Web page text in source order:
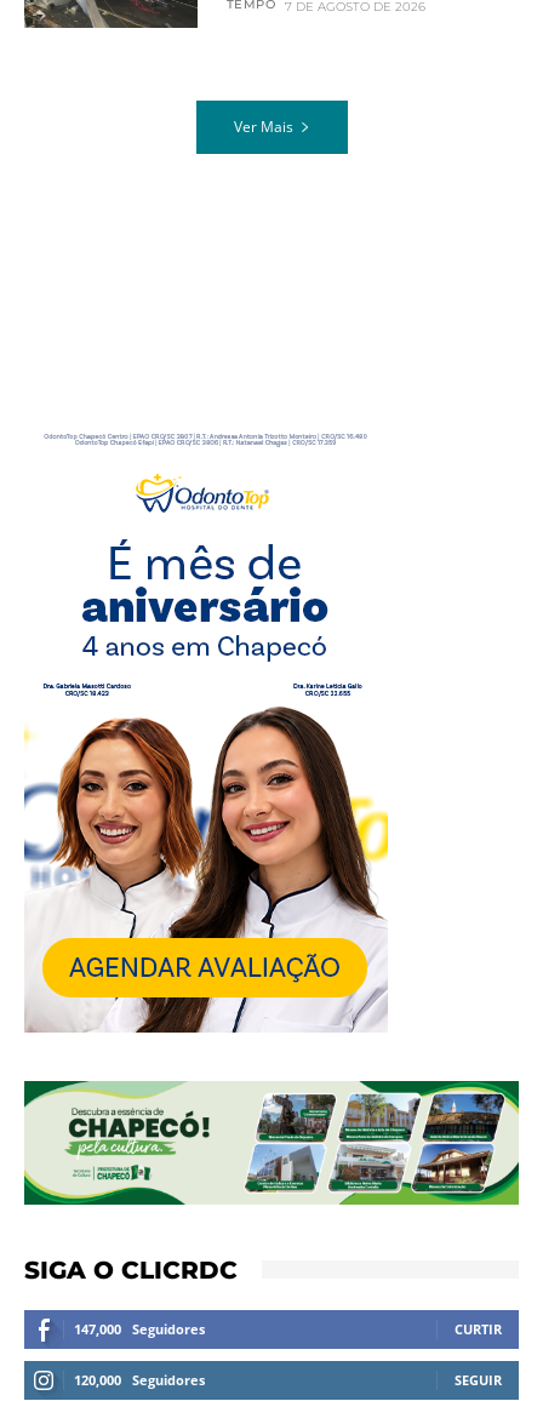
TEMPO 7 DE AGOSTO DE 2026
Ver Mais
SIGA O CLICRDC
147,000 Seguidores CURTIR
120,000 Seguidores SEGUIR